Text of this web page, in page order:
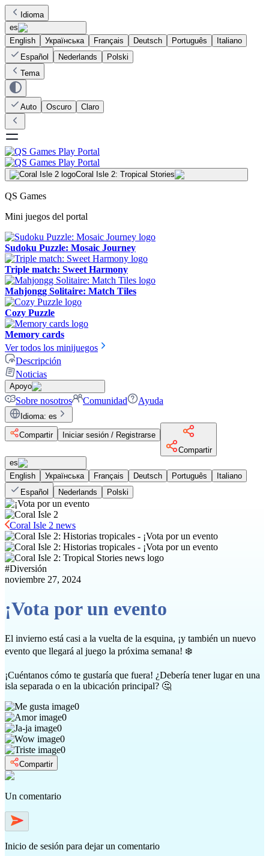
Idioma
es
English
Українська Français Deutsch Português
Italiano
Español
Nederlands
Polski
Tema
Auto Oscuro Claro
Coral Isle 2: Tropical Stories
QS Games
Mini juegos del portal
Sudoku Puzzle: Mosaic Journey
Triple match: Sweet Harmony
Mahjongg Solitaire: Match Tiles
Cozy Puzzle
Memory cards
Ver todos los minijuegos
Descripción
Noticias
Apoyo
Sobre nosotros Comunidad Ayuda
Idioma: es
Compartir
Iniciar sesión / Registrarse
Compartir
es
English
Українська Français Deutsch Português
Italiano
Español
Nederlands Polski
Coral Isle 2 news
#Diversión
noviembre 27, 2024
¡Vota por un evento
El invierno está casi a la vuelta de la esquina, ¡y también un nuevo
evento que llegará al juego la próxima semana! ❄️
¡Cuéntanos cómo te gustaría que fuera! ¿Debería tener lugar en una
isla separada o en la ubicación principal? 🤔
0
0
0
0
0
Compartir
Un comentario
Inicio de sesión para dejar un comentario